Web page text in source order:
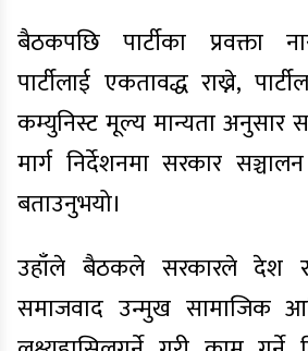
बैठकपछि पार्टीका प्रवक्ता
पार्टीलाई एकतावद्ध राख्ने,
कम्युनिस्ट मूल्य मान्यता अनुसार
मार्ग निर्देशनमा सरकार
बताउनुभयो।
उहाँले बैठकले सरकारले देश र
समाजवाद उन्मुख सामाजिक